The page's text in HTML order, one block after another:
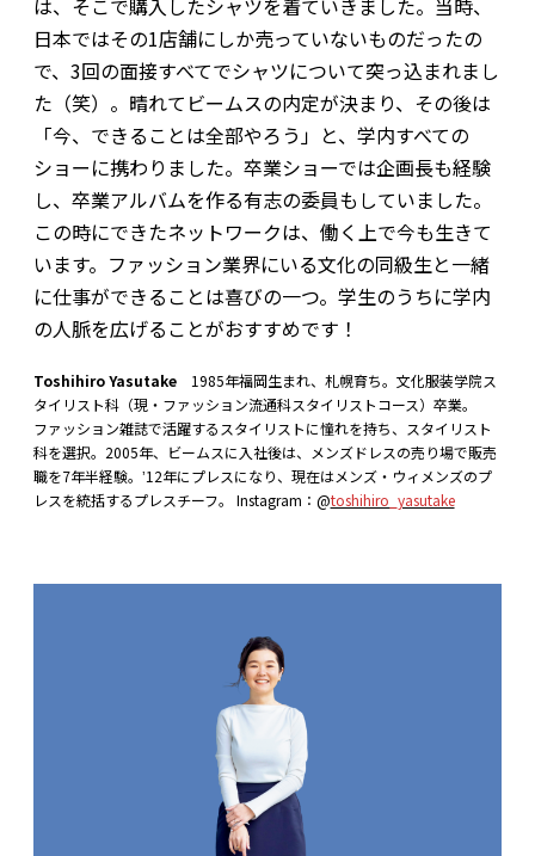
は、そこで購入したシャツを着ていきました。当時、
日本ではその1店舗にしか売っていないものだったの
で、3回の面接すべてでシャツについて突っ込まれまし
た（笑）。晴れてビームスの内定が決まり、その後は
「今、できることは全部やろう」と、学内すべての
ショーに携わりました。卒業ショーでは企画長も経験
し、卒業アルバムを作る有志の委員もしていました。
この時にできたネットワークは、働く上で今も生きて
います。ファッション業界にいる文化の同級生と一緒
に仕事ができることは喜びの一つ。学生のうちに学内
の人脈を広げることがおすすめです！
Toshihiro Yasutake1985年福岡生まれ、札幌育ち。文化服装学院ス
タイリスト科（現・ファッション流通科スタイリストコース）卒業。
ファッション雑誌で活躍するスタイリストに憧れを持ち、スタイリスト
科を選択。2005年、ビームスに入社後は、メンズドレスの売り場で販売
職を7年半経験。ʼ12年にプレスになり、現在はメンズ・ウィメンズのプ
レスを統括するプレスチーフ。 Instagram：@toshihiro_yasutake